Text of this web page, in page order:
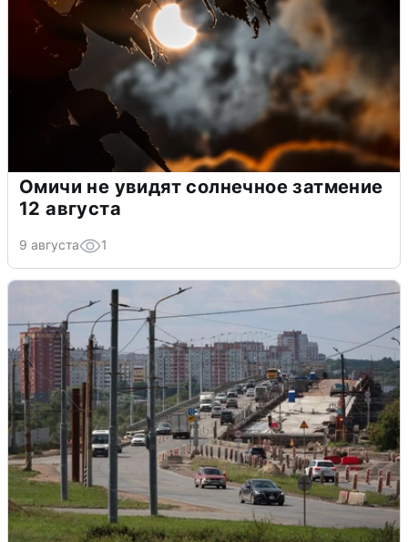
Омичи не увидят солнечное затмение
12 августа
9 августа 1